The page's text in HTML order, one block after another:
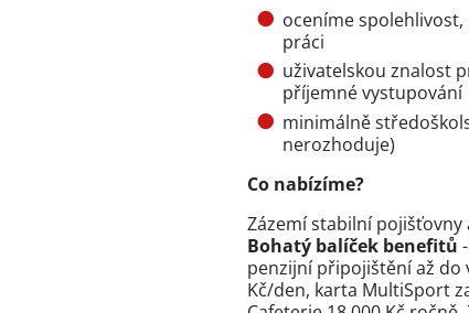
oceníme
práci
uživatelskou znalost
příjemné vystupování
minimálně
nerozhoduje)
Co nabízíme?
Zázemí stabilní
Bohatý balíček benefitů
penzijní připojištění až do
Kč/den, karta MultiSport